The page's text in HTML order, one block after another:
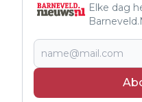
Elke dag